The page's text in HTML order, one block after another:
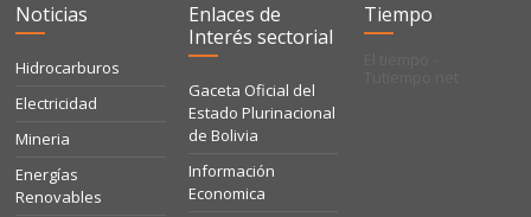
Noticias
Hidrocarburos
Electricidad
Mineria
Energías
Renovables
Enlaces de
Interés sectorial
Gaceta Oficial del
Estado Plurinacional
de Bolivia
Información
Economica
Tiempo